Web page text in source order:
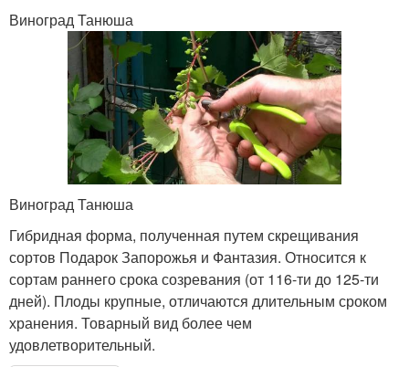
Виноград Танюша
Виноград Танюша
Гибридная форма, полученная путем скрещивания
сортов Подарок Запорожья и Фантазия. Относится к
сортам раннего срока созревания (от 116-ти до 125-ти
дней). Плоды крупные, отличаются длительным сроком
хранения. Товарный вид более чем
удовлетворительный.